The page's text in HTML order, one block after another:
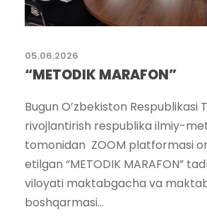
05.06.2026
“METODIK MARAFON”
Bugun O’zbekiston Respublikasi
rivojlantirish respublika ilmiy-
tomonidan ZOOM platformasi
etilgan “METODIK MARAFON”
viloyati maktabgacha va
boshqarmasi...